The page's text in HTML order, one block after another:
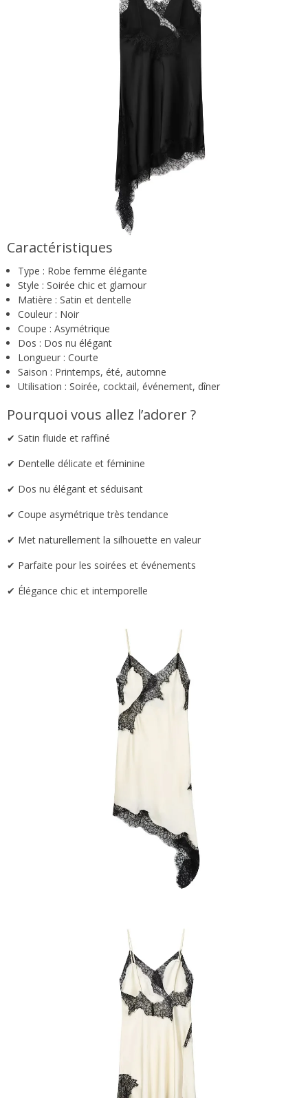
Caractéristiques
Type : Robe femme élégante
Style : Soirée chic et glamour
Matière : Satin et dentelle
Couleur : Noir
Coupe : Asymétrique
Dos : Dos nu élégant
Longueur : Courte
Saison : Printemps, été, automne
Utilisation : Soirée, cocktail, événement, dîner
Pourquoi vous allez l’adorer ?
✔ Satin fluide et raffiné
✔ Dentelle délicate et féminine
✔ Dos nu élégant et séduisant
✔ Coupe asymétrique très tendance
✔ Met naturellement la silhouette en valeur
✔ Parfaite pour les soirées et événements
✔ Élégance chic et intemporelle